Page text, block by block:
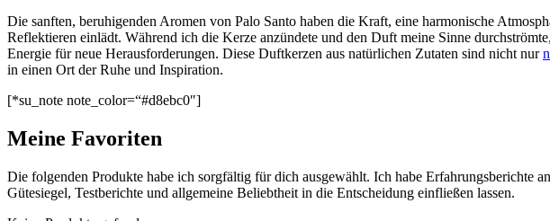
Die sanften, beruhigenden Aromen von Palo Santo haben die Kraft, eine harmonische
Reflektieren einlädt. Während ich die Kerze anzündete und den Duft meine Sinne
Energie für neue Herausforderungen. Diese Duftkerzen aus natürlichen Zutaten sind nicht nur
in einen Ort der Ruhe und Inspiration.
[*su_note note_color=“#d8ebc0″]
Meine Favoriten
Die folgenden Produkte habe ich sorgfältig für dich ausgewählt. Ich habe Erfahrungsberichte
Gütesiegel, Testberichte und allgemeine Beliebtheit in die Entscheidung einfließen lassen.